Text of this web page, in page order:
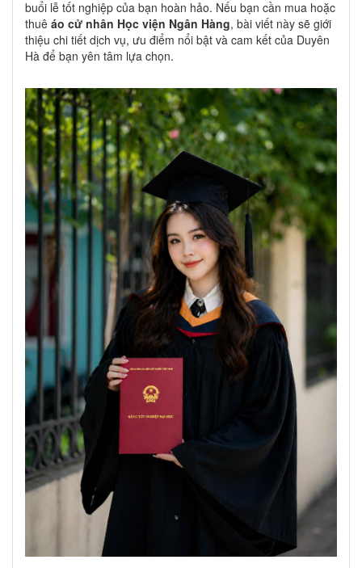
buổi lễ tốt nghiệp của bạn hoàn hảo. Nếu bạn cần mua hoặc
thuê áo cử nhân Học viện Ngân Hàng, bài viết này sẽ giới
thiệu chi tiết dịch vụ, ưu điểm nổi bật và cam kết của Duyên
Hà để bạn yên tâm lựa chọn.